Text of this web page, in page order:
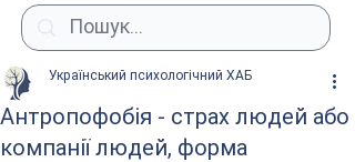
Антропофобія - страх людей або
компанії людей, форма
Український психологічний ХАБ